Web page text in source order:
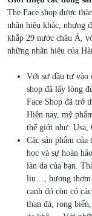
The Face shop được
nhãn hiệu khác, nhưng
khắp 29 nước châu Á,
những nhãn hiệu của
Với sự đầu tư vào
shop đã lấy lòng
Face Shop đã trở
Hiện nay, mỹ
thế giới như: Usa,
Các sản phẩm
học và sự hoàn
làn da của bạn.
liu…, hương thơm
cạnh đó còn có
than đá, rong